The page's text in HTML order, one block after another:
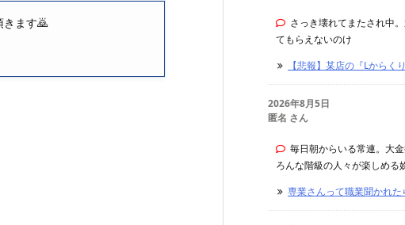
きます🙇
さっき壊れてまたされ中
てもらえないのけ
【悲報】某店の『Lからく
2026年8月5日
匿名 さん
毎日朝からいる常連。大
ろんな階級の人々が楽しめる
専業さんって職業聞かれた